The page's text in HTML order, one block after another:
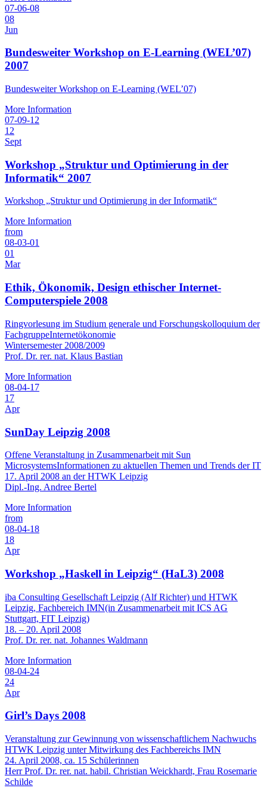
07-06-08
08
Jun
Bundesweiter Workshop on E-Learning (WEL’07)
2007
Bundesweiter Workshop on E-Learning (WEL’07)
More Information
07-09-12
12
Sept
Workshop „Struktur und Optimierung in der
Informatik“ 2007
Workshop „Struktur und Optimierung in der Informatik“
More Information
from
08-03-01
01
Mar
Ethik, Ökonomik, Design ethischer Internet-
Computerspiele 2008
Ringvorlesung im Studium generale und Forschungskolloquium der
FachgruppeInternetökonomie
Wintersemester 2008/2009
Prof. Dr. rer. nat. Klaus Bastian
More Information
08-04-17
17
Apr
SunDay Leipzig 2008
Offene Veranstaltung in Zusammenarbeit mit Sun
MicrosystemsInformationen zu aktuellen Themen und Trends der IT
17. April 2008 an der HTWK Leipzig
Dipl.-Ing. Andree Bertel
More Information
from
08-04-18
18
Apr
Workshop „Haskell in Leipzig“ (HaL3) 2008
iba Consulting Gesellschaft Leipzig (Alf Richter) und HTWK
Leipzig, Fachbereich IMN(in Zusammenarbeit mit ICS AG
Stuttgart, FIT Leipzig)
18. – 20. April 2008
Prof. Dr. rer. nat. Johannes Waldmann
More Information
08-04-24
24
Apr
Girl’s Days 2008
Veranstaltung zur Gewinnung von wissenschaftlichem Nachwuchs
HTWK Leipzig unter Mitwirkung des Fachbereichs IMN
24. April 2008, ca. 15 Schülerinnen
Herr Prof. Dr. rer. nat. habil. Christian Weickhardt, Frau Rosemarie
Schilde